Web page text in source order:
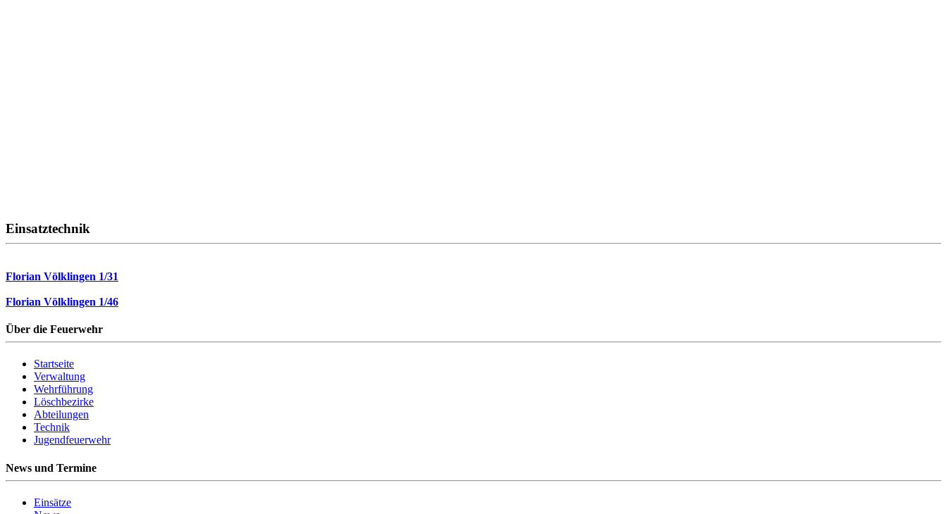
Einsatztechnik
Florian Völklingen 1/31
Florian Völklingen 1/46
Über die Feuerwehr
Startseite
Verwaltung
Wehrführung
Löschbezirke
Abteilungen
Technik
Jugendfeuerwehr
News und Termine
Einsätze